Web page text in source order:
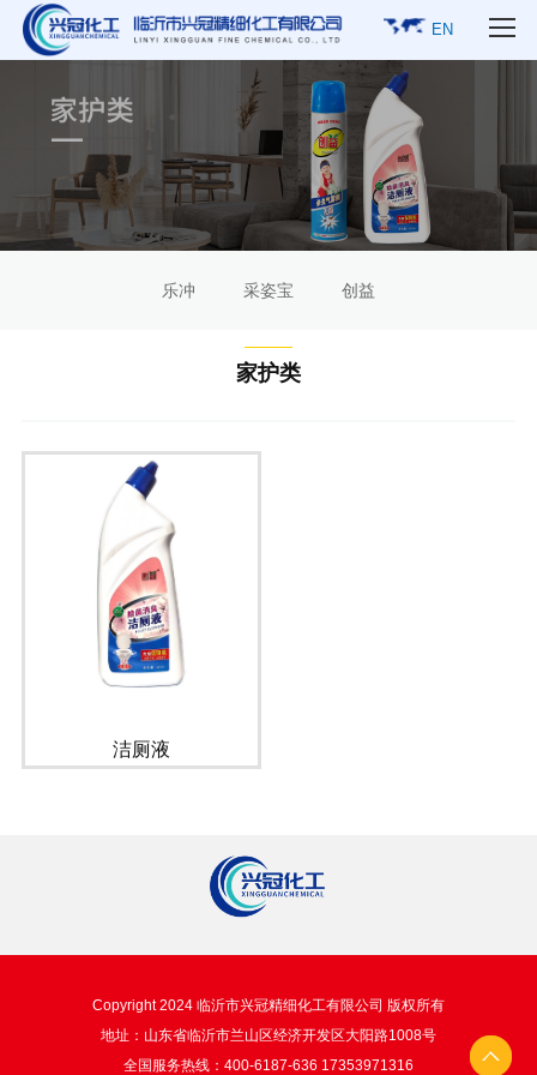
EN
乐冲 采姿宝 创益
家护类
洁厕液
Copyright 2024 临沂市兴冠精细化工有限公司 版权所有
地址：山东省临沂市兰山区经济开发区大阳路1008号
全国服务热线：400-6187-636 17353971316